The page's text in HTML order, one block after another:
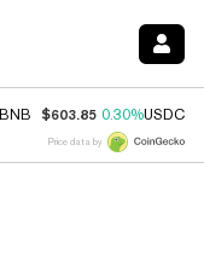
BNB $603.85 0.30%USDC
Price data by